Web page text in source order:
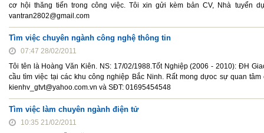
cơ hội thăng tiến trong công việc. Tôi xin gửi kèm bản CV, Nhà tuyển
vantran2802@gmail.com
Tìm việc chuyên ngành công nghệ thông tin
07:47 28/02/2011
Tôi tên là Hoàng Văn Kiên. NS: 17/02/1988.Tốt Nghiệp (2006 - 2010): ĐH
cầu tìm việc tại các khu công nghiệp Bắc Ninh. Rất mong dựoc sự quan
kienhv_gtvt@yahoo.com.vn và SĐT: 01695454548
Tìm việc làm chuyên ngành điện tử
10:35 21/02/2011